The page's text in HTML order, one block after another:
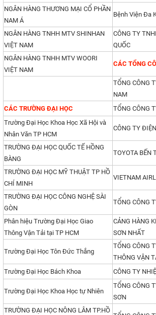
NGÂN HÀNG THƯƠNG MẠI CỔ PHẦN
NAM Á
Bệnh Viện Đa
NGÂN HÀNG TNHH MTV SHINHAN
VIỆT NAM
CÔNG TY
QUỐC
NGÂN HÀNG TNHH MTV WOORI
VIỆT NAM
CÁC TỔNG
TỔNG CÔNG
NAM
CÁC TRƯỜNG ĐẠI HỌC
TỔNG CÔNG
Trường Đại Học Khoa Học Xã Hội và
Nhân Văn TP HCM
CÔNG TY
TRƯỜNG ĐẠI HỌC QUỐC TẾ HỒNG
BÀNG
TOYOTA BẾN
TRƯỜNG ĐẠI HỌC MỸ THUẬT TP HỒ
CHÍ MINH
VIETNAM
TRƯỜNG ĐẠI HỌC CÔNG NGHỆ SÀI
GÒN
TỔNG CÔNG
Phân hiệu Trường Đại Học Giao
Thông Vận Tải tại TP HCM
CẢNG HÀNG
SƠN NHẤT
Trường Đại Học Tôn Đức Thắng
TỔNG CÔNG
THÔNG VẬN
Trường Đại Học Bách Khoa
CÔNG TY
Trường Đại Học Khoa Học tự Nhiên
TỔNG CÔNG
SƠN
TRƯỜNG ĐẠI HỌC NÔNG LÂM TP.HỒ